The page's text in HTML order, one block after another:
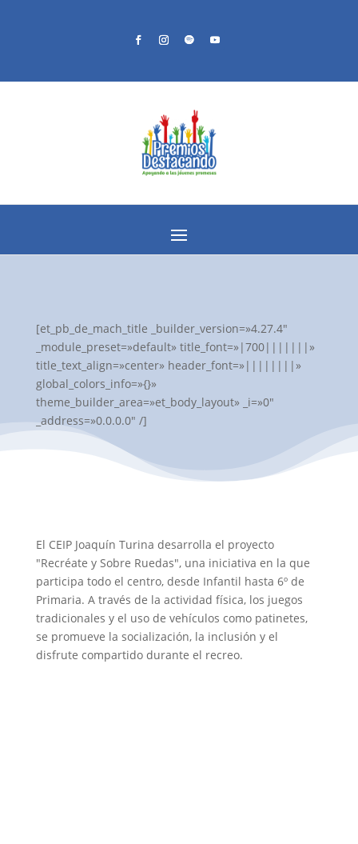
[et_pb_de_mach_title _builder_version=»4.27.4″
_module_preset=»default» title_font=»|700|||||||»
title_text_align=»center» header_font=»||||||||»
global_colors_info=»{}»
theme_builder_area=»et_body_layout» _i=»0″
_address=»0.0.0.0″ /]
El CEIP Joaquín Turina desarrolla el proyecto
"Recréate y Sobre Ruedas", una iniciativa en la que
participa todo el centro, desde Infantil hasta 6º de
Primaria. A través de la actividad física, los juegos
tradicionales y el uso de vehículos como patinetes,
se promueve la socialización, la inclusión y el
disfrute compartido durante el recreo.